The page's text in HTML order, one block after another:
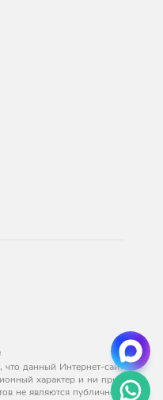
данный Интернет-сайт
характер и ни при
не являются публичной